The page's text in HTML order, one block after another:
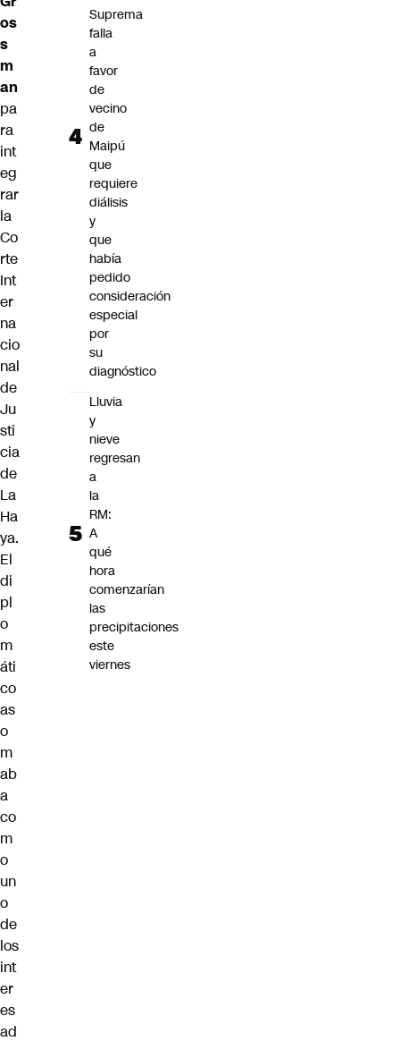
os
s
m
an
pa
ra
int
eg
rar
la
Co
rte
Int
er
na
cio
nal
de
Ju
sti
cia
de
La
Ha
ya.
El
di
pl
o
m
áti
co
as
o
m
ab
a
co
m
o
un
o
de
los
int
er
es
ad
Suprema
falla
a
favor
de
vecino
de
Maipú
que
requiere
diálisis
y
que
había
pedido
consideración
especial
por
su
diagnóstico
Lluvia
y
nieve
regresan
a
la
RM:
A
qué
hora
comenzarían
las
precipitaciones
este
viernes